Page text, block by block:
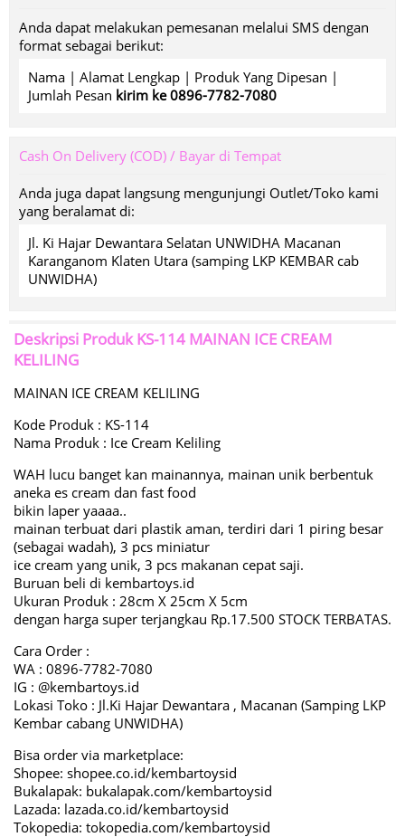
Anda dapat melakukan pemesanan melalui SMS dengan
format sebagai berikut:
Nama | Alamat Lengkap | Produk Yang Dipesan |
Jumlah Pesan kirim ke 0896-7782-7080
Cash On Delivery (COD) / Bayar di Tempat
Anda juga dapat langsung mengunjungi Outlet/Toko kami
yang beralamat di:
Jl. Ki Hajar Dewantara Selatan UNWIDHA Macanan
Karanganom Klaten Utara (samping LKP KEMBAR cab
UNWIDHA)
Deskripsi ProdukKS-114 MAINAN ICE CREAM
KELILING
MAINAN ICE CREAM KELILING
Kode Produk : KS-114
Nama Produk : Ice Cream Keliling
WAH lucu banget kan mainannya, mainan unik berbentuk
aneka es cream dan fast food
bikin laper yaaaa..
mainan terbuat dari plastik aman, terdiri dari 1 piring besar
(sebagai wadah), 3 pcs miniatur
ice cream yang unik, 3 pcs makanan cepat saji.
Buruan beli di kembartoys.id
Ukuran Produk : 28cm X 25cm X 5cm
dengan harga super terjangkau Rp.17.500 STOCK TERBATAS.
Cara Order :
WA : 0896-7782-7080
IG : @kembartoys.id
Lokasi Toko : Jl.Ki Hajar Dewantara , Macanan (Samping LKP
Kembar cabang UNWIDHA)
Bisa order via marketplace:
Shopee: shopee.co.id/kembartoysid
Bukalapak: bukalapak.com/kembartoysid
Lazada: lazada.co.id/kembartoysid
Tokopedia: tokopedia.com/kembartoysid